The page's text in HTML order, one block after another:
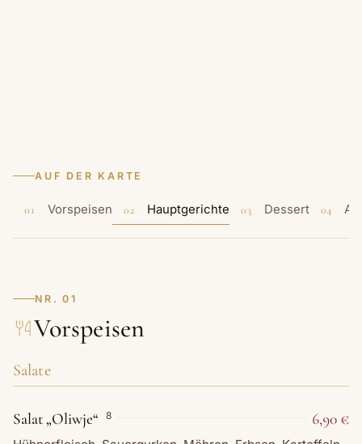
AUF DER KARTE
01 Vorspeisen 02 Hauptgerichte 03 Dessert 04
NR. 01
Vorspeisen
Salate
Salat „Oliwje“ 8 6,90 €